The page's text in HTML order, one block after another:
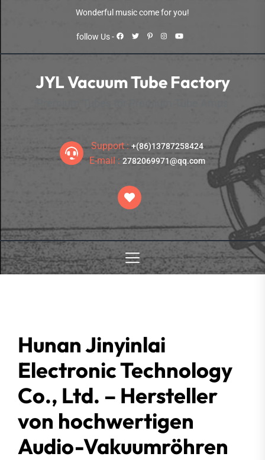
content
Wonderful music come for you!
follow Us -
JYL Vacuum Tube Factory
Support :+(86)13787258424
E-mail : 2782069971@qq.com
Hunan Jinyinlai
Electronic Technology
Co., Ltd. – Hersteller
von hochwertigen
Audio-Vakuumröhren